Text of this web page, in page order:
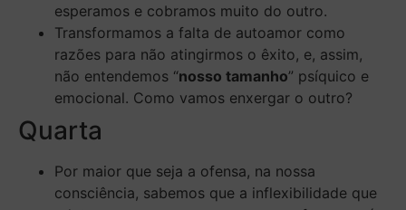
esperamos e cobramos muito do outro.
Transformamos a falta de autoamor como
razões para não atingirmos o êxito, e, assim,
não entendemos “nosso tamanho” psíquico e
emocional. Como vamos enxergar o outro?
Quarta
Por maior que seja a ofensa, na nossa
consciência, sabemos que a inflexibilidade que